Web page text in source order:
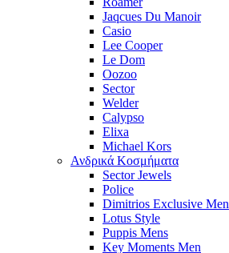
Jaqcues Du Manoir
Casio
Lee Cooper
Le Dom
Oozoo
Sector
Welder
Calypso
Elixa
Michael Kors
Ανδρικά Κοσμήματα
Sector Jewels
Police
Dimitrios Exclusive Men
Lotus Style
Puppis Mens
Key Moments Men